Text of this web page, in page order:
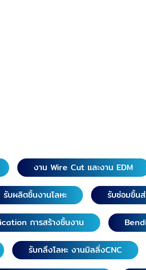
งาน Wire Cut และงาน EDM
รับผลิตชิ้นงานโลหะ รับซ่อมชิ้นส่
การสร้างชิ้นงาน
รับกลึงโลหะ งานมิลลิ่งCNC